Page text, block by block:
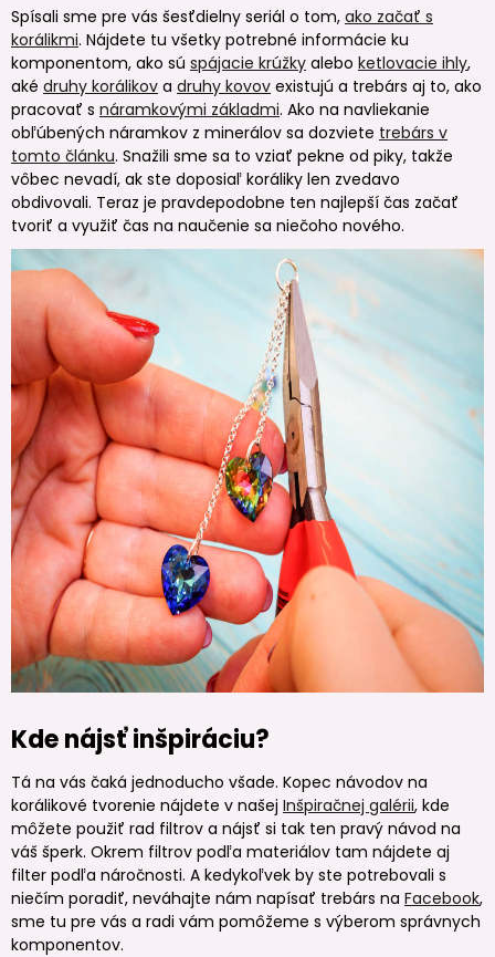
Spísali sme pre vás šesťdielny seriál o tom, ako začať s
korálikmi. Nájdete tu všetky potrebné informácie ku
komponentom, ako sú spájacie krúžky alebo ketlovacie ihly,
aké druhy korálikov a druhy kovov existujú a trebárs aj to, ako
pracovať s náramkovými základmi. Ako na navliekanie
obľúbených náramkov z minerálov sa dozviete trebárs v
tomto článku. Snažili sme sa to vziať pekne od piky, takže
vôbec nevadí, ak ste doposiaľ koráliky len zvedavo
obdivovali. Teraz je pravdepodobne ten najlepší čas začať
tvoriť a využiť čas na naučenie sa niečoho nového.
Kde nájsť inšpiráciu?
Tá na vás čaká jednoducho všade. Kopec návodov na
korálikové tvorenie nájdete v našej Inšpiračnej galérii, kde
môžete použiť rad filtrov a nájsť si tak ten pravý návod na
váš šperk. Okrem filtrov podľa materiálov tam nájdete aj
filter podľa náročnosti. A kedykoľvek by ste potrebovali s
niečím poradiť, neváhajte nám napísať trebárs na Facebook,
sme tu pre vás a radi vám pomôžeme s výberom správnych
komponentov.